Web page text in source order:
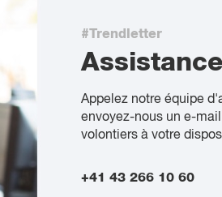
#Trendletter
Appelez notre équipe
envoyez-nous un e-
volontiers à votre
+41 43 266 10 60